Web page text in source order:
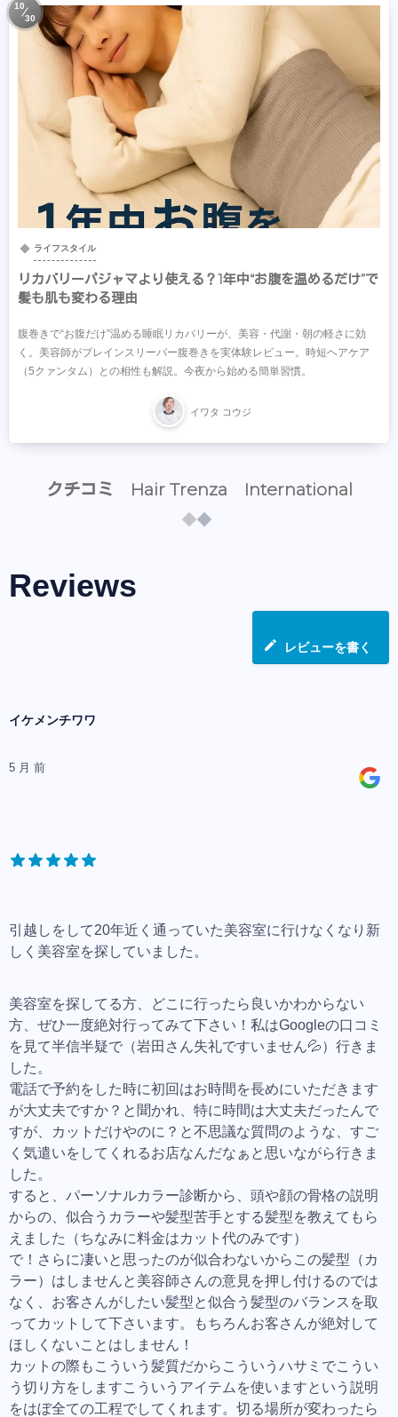
ライフスタイル
リカバリーパジャマより使える？1年中“お腹を温めるだけ”で
髪も肌も変わる理由
腹巻きで“お腹だけ”温める睡眠リカバリーが、美容・代謝・朝の軽さに効
く。美容師がブレインスリーパー腹巻きを実体験レビュー。時短ヘアケア
（5クァンタム）との相性も解説。今夜から始める簡単習慣。
イワタ コウジ
10
30
クチコミ Hair Trenza International
Reviews
レビューを書く
イケメンチワワ
5 月 前
引越しをして20年近く通っていた美容室に行けなくなり新
しく美容室を探していました。
美容室を探してる方、どこに行ったら良いかわからない
方、ぜひ一度絶対行ってみて下さい！私はGoogleの口コミ
を見て半信半疑で（岩田さん失礼ですいません💦）行きま
した。
電話で予約をした時に初回はお時間を長めにいただきます
が大丈夫ですか？と聞かれ、特に時間は大丈夫だったんで
すが、カットだけやのに？と不思議な質問のような、すご
く気遣いをしてくれるお店なんだなぁと思いながら行きま
した。
すると、パーソナルカラー診断から、頭や顔の骨格の説明
からの、似合うカラーや髪型苦手とする髪型を教えてもら
えました（ちなみに料金はカット代のみです）
で！さらに凄いと思ったのが似合わないからこの髪型（カ
ラー）はしませんと美容師さんの意見を押し付けるのでは
なく、お客さんがしたい髪型と似合う髪型のバランスを取
ってカットして下さいます。もちろんお客さんが絶対して
ほしくないことはしません！
カットの際もこういう髪質だからこういうハサミでこうい
う切り方をしますこういうアイテムを使いますという説明
をはぼ全ての工程でしてくれます。切る場所が変わったら